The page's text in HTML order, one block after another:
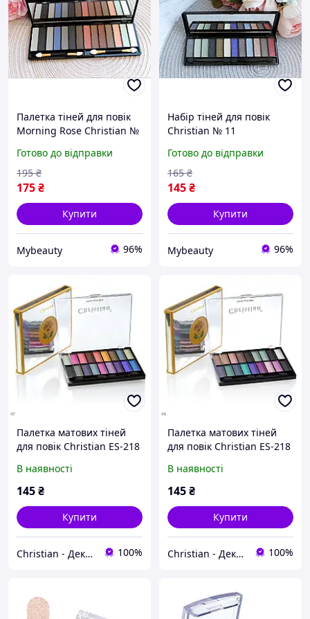
Палетка тіней для повік
Morning Rose Christian №
Готово до відправки
175₴
195 ₴
Купити
Mybeauty 96%
Набір тіней для повік
Christian № 11
Готово до відправки
145₴
165 ₴
Купити
Mybeauty 96%
Палетка матових тіней
для повік Christian ES-218
В наявності
145₴
Купити
Christian - Декоративна косметика 100%
Палетка матових тіней
для повік Christian ES-218
В наявності
145₴
Купити
Christian - Декоративна косметика 100%